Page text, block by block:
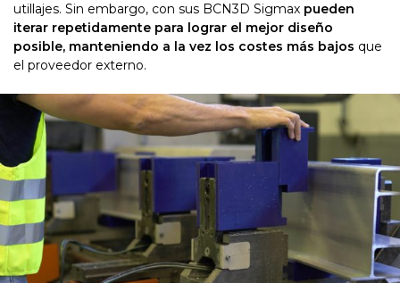
utillajes. Sin embargo, con sus BCN3D Sigmax pueden
iterar repetidamente para lograr el mejor diseño
posible, manteniendo a la vez los costes más bajos que
el proveedor externo.